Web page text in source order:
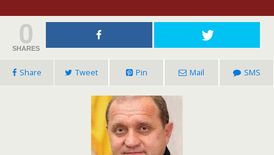
0
SHARES
Share Tweet Pin Mail SMS